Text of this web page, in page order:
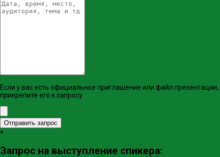
Если у вас есть официальное приглашение или файл презентации,
прикрепите его к запросу
Отправить запрос
×
Запрос на выступление спикера: